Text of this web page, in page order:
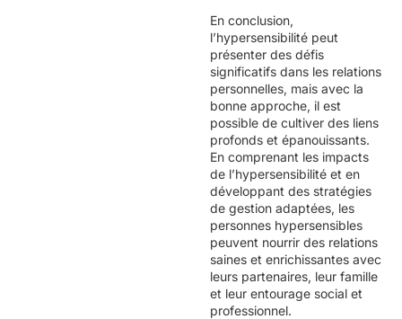
En conclusion,
l’hypersensibilité peut
présenter des défis
significatifs dans les relations
personnelles, mais avec la
bonne approche, il est
possible de cultiver des liens
profonds et épanouissants.
En comprenant les impacts
de l’hypersensibilité et en
développant des stratégies
de gestion adaptées, les
personnes hypersensibles
peuvent nourrir des relations
saines et enrichissantes avec
leurs partenaires, leur famille
et leur entourage social et
professionnel.